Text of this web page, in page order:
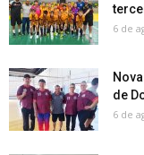
6 de
de
6 de